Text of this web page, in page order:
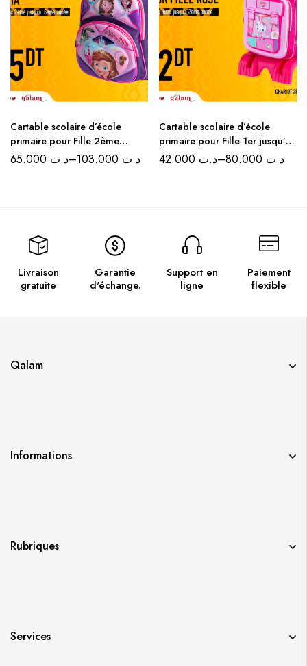
Cartable scolaire d’école
primaire pour Fille 2ème
jusqu’au 6ème
د.ت– د.ت
Cartable scolaire d’école
primaire pour Fille 1er jusqu’au
2ème
د.ت– د.ت
Livraison
gratuite
Garantie
d'échange.
Support en
ligne
Paiement
flexible
Qalam
Informations
Rubriques
Services